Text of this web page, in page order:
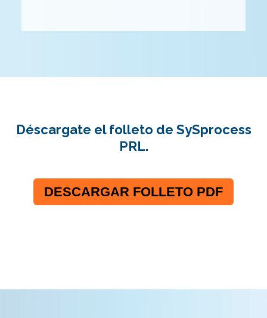
Déscargate el folleto de SySprocess
PRL.
DESCARGAR FOLLETO PDF